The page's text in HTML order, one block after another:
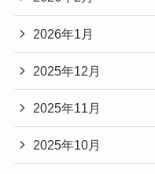
2026年1月
2025年12月
2025年11月
2025年10月